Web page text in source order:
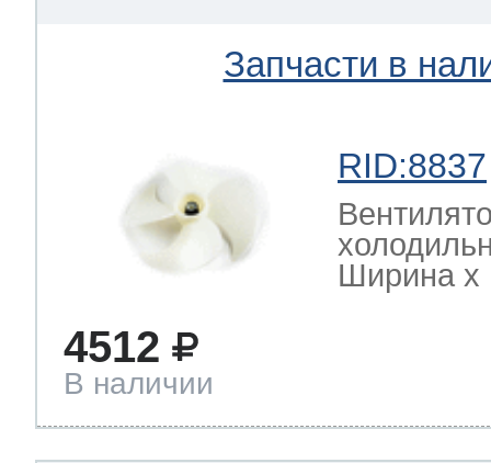
Запчасти в
RID:8837
Ширина х
4512
В наличии